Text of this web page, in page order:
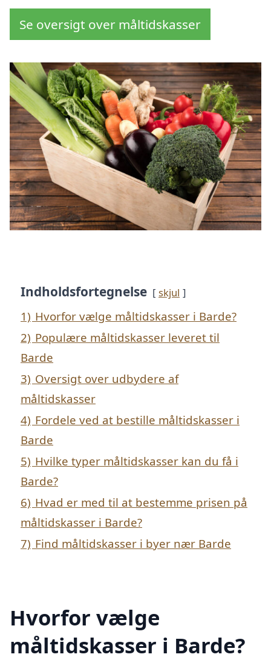
Se oversigt over måltidskasser
Indholdsfortegnelse skjul
1) Hvorfor vælge måltidskasser i Barde?
2) Populære måltidskasser leveret til
Barde
3) Oversigt over udbydere af
måltidskasser
4) Fordele ved at bestille måltidskasser i
Barde
5) Hvilke typer måltidskasser kan du få i
Barde?
6) Hvad er med til at bestemme prisen på
måltidskasser i Barde?
7) Find måltidskasser i byer nær Barde
Hvorfor vælge
måltidskasser i Barde?